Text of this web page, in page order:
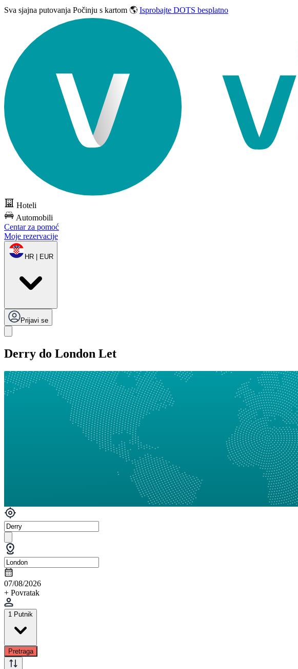
Sva sjajna putovanja Počinju s kartom 🌎 Isprobajte DOTS besplatno
Hoteli
Automobili
Centar za pomoć
Moje rezervacije
HR | EUR
Prijavi se
Derry do London Let
07/08/2026
+ Povratak
1 Putnik
Pretraga